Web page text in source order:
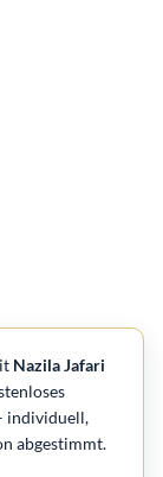
Nazila Jafari
individuell,
abgestimmt.